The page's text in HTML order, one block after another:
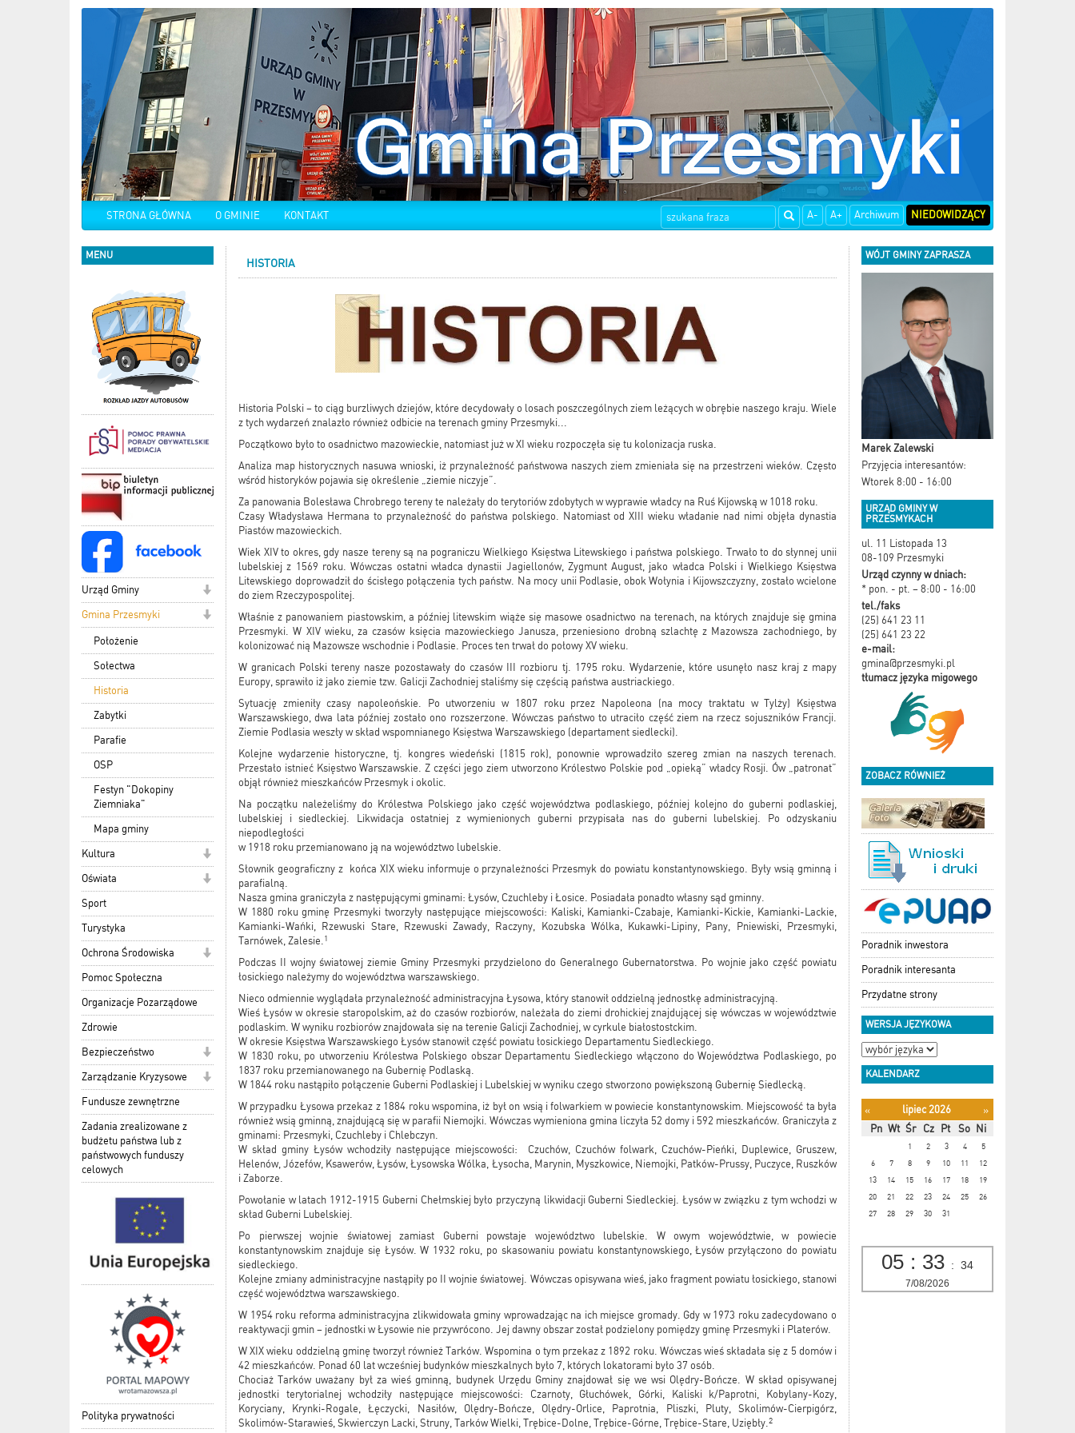
STRONA GŁÓWNA O GMINIE KONTAKT A- A+ Archiwum NIEDOWIDZĄCY
MENU
Urząd Gminy
Gmina Przesmyki
Położenie
Sołectwa
Historia
Zabytki
Parafie
OSP
Festyn "Dokopiny
Ziemniaka"
Mapa gminy
Kultura
Oświata
Sport
Turystyka
Ochrona Środowiska
Pomoc Społeczna
Organizacje Pozarządowe
Zdrowie
Bezpieczeństwo
Zarządzanie Kryzysowe
Fundusze zewnętrzne
Zadania zrealizowane z
budżetu państwa lub z
państwowych funduszy
celowych
Polityka prywatności
HISTORIA
Historia Polski – to ciąg burzliwych dziejów, które decydowały o losach poszczególnych ziem leżących w obrębie naszego kraju. Wiele
z tych wydarzeń znalazło również odbicie na terenach gminy Przesmyki...
Początkowo było to osadnictwo mazowieckie, natomiast już w XI wieku rozpoczęła się tu kolonizacja ruska.
Analiza map historycznych nasuwa wnioski, iż przynależność państwowa naszych ziem zmieniała się na przestrzeni wieków. Często
wśród historyków pojawia się określenie „ziemie niczyje”.
Za panowania Bolesława Chrobrego tereny te należały do terytoriów zdobytych w wyprawie władcy na Ruś Kijowską w 1018 roku.
Czasy Władysława Hermana to przynależność do państwa polskiego. Natomiast od XIII wieku władanie nad nimi objęła dynastia
Piastów mazowieckich.
Wiek XIV to okres, gdy nasze tereny są na pograniczu Wielkiego Księstwa Litewskiego i państwa polskiego. Trwało to do słynnej unii
lubelskiej z 1569 roku. Wówczas ostatni władca dynastii Jagiellonów, Zygmunt August, jako władca Polski i Wielkiego Księstwa
Litewskiego doprowadził do ścisłego połączenia tych państw. Na mocy unii Podlasie, obok Wołynia i Kijowszczyzny, zostało wcielone
do ziem Rzeczypospolitej.
Właśnie z panowaniem piastowskim, a później litewskim wiąże się masowe osadnictwo na terenach, na których znajduje się gmina
Przesmyki. W XIV wieku, za czasów księcia mazowieckiego Janusza, przeniesiono drobną szlachtę z Mazowsza zachodniego, by
kolonizować nią Mazowsze wschodnie i Podlasie. Proces ten trwał do połowy XV wieku.
W granicach Polski tereny nasze pozostawały do czasów III rozbioru tj. 1795 roku. Wydarzenie, które usunęło nasz kraj z mapy
Europy, sprawiło iż jako ziemie tzw. Galicji Zachodniej staliśmy się częścią państwa austriackiego.
Sytuację zmieniły czasy napoleońskie. Po utworzeniu w 1807 roku przez Napoleona (na mocy traktatu w Tylży) Księstwa
Warszawskiego, dwa lata później zostało ono rozszerzone. Wówczas państwo to utraciło część ziem na rzecz sojuszników Francji.
Ziemie Podlasia weszły w skład wspomnianego Księstwa Warszawskiego (departament siedlecki).
Kolejne wydarzenie historyczne, tj. kongres wiedeński (1815 rok), ponownie wprowadziło szereg zmian na naszych terenach.
Przestało istnieć Księstwo Warszawskie. Z części jego ziem utworzono Królestwo Polskie pod „opieką” władcy Rosji. Ów „patronat”
objął również mieszkańców Przesmyk i okolic.
Na początku należeliśmy do Królestwa Polskiego jako część województwa podlaskiego, później kolejno do guberni podlaskiej,
lubelskiej i siedleckiej. Likwidacja ostatniej z wymienionych guberni przypisała nas do guberni lubelskiej. Po odzyskaniu
niepodległości
w 1918 roku przemianowano ją na województwo lubelskie.
Słownik geograficzny z końca XIX wieku informuje o przynależności Przesmyk do powiatu konstantynowskiego. Były wsią gminną i
parafialną.
Nasza gmina graniczyła z następującymi gminami: Łysów, Czuchleby i Łosice. Posiadała ponadto własny sąd gminny.
W 1880 roku gminę Przesmyki tworzyły następujące miejscowości: Kaliski, Kamianki-Czabaje, Kamianki-Kickie, Kamianki-Lackie,
Kamianki-Wańki, Rzewuski Stare, Rzewuski Zawady, Raczyny, Kozubska Wólka, Kukawki-Lipiny, Pany, Pniewiski, Przesmyki,
Tarnówek, Zalesie.1
Podczas II wojny światowej ziemie Gminy Przesmyki przydzielono do Generalnego Gubernatorstwa. Po wojnie jako część powiatu
łosickiego należymy do województwa warszawskiego.
Nieco odmiennie wyglądała przynależność administracyjna Łysowa, który stanowił oddzielną jednostkę administracyjną.
Wieś Łysów w okresie staropolskim, aż do czasów rozbiorów, należała do ziemi drohickiej znajdującej się wówczas w województwie
podlaskim. W wyniku rozbiorów znajdowała się na terenie Galicji Zachodniej, w cyrkule białostostckim.
W okresie Księstwa Warszawskiego Łysów stanowił część powiatu łosickiego Departamentu Siedleckiego.
W 1830 roku, po utworzeniu Królestwa Polskiego obszar Departamentu Siedleckiego włączono do Województwa Podlaskiego, po
1837 roku przemianowanego na Gubernię Podlaską.
W 1844 roku nastąpiło połączenie Guberni Podlaskiej i Lubelskiej w wyniku czego stworzono powiększoną Gubernię Siedlecką.
W przypadku Łysowa przekaz z 1884 roku wspomina, iż był on wsią i folwarkiem w powiecie konstantynowskim. Miejscowość ta była
również wsią gminną, znajdującą się w parafii Niemojki. Wówczas wymieniona gmina liczyła 52 domy i 592 mieszkańców. Graniczyła z
gminami: Przesmyki, Czuchleby i Chlebczyn.
W skład gminy Łysów wchodziły następujące miejscowości: Czuchów, Czuchów folwark, Czuchów-Pieńki, Duplewice, Gruszew,
Helenów, Józefów, Ksawerów, Łysów, Łysowska Wólka, Łysocha, Marynin, Myszkowice, Niemojki, Patków-Prussy, Puczyce, Ruszków
i Zaborze.
Powołanie w latach 1912-1915 Guberni Chełmskiej było przyczyną likwidacji Guberni Siedleckiej. Łysów w związku z tym wchodzi w
skład Guberni Lubelskiej.
Po pierwszej wojnie światowej zamiast Guberni powstaje województwo lubelskie. W owym województwie, w powiecie
konstantynowskim znajduje się Łysów. W 1932 roku, po skasowaniu powiatu konstantynowskiego, Łysów przyłączono do powiatu
siedleckiego.
Kolejne zmiany administracyjne nastąpiły po II wojnie światowej. Wówczas opisywana wieś, jako fragment powiatu łosickiego, stanowi
część województwa warszawskiego.
W 1954 roku reforma administracyjna zlikwidowała gminy wprowadzając na ich miejsce gromady. Gdy w 1973 roku zadecydowano o
reaktywacji gmin – jednostki w Łysowie nie przywrócono. Jej dawny obszar został podzielony pomiędzy gminę Przesmyki i Platerów.
W XIX wieku oddzielną gminę tworzył również Tarków. Wspomina o tym przekaz z 1892 roku. Wówczas wieś składała się z 5 domów i
42 mieszkańców. Ponad 60 lat wcześniej budynków mieszkalnych było 7, których lokatorami było 37 osób.
Chociaż Tarków uważany był za wieś gminną, budynek Urzędu Gminy znajdował się we wsi Olędry-Bończe. W skład opisywanej
jednostki terytorialnej wchodziły następujące miejscowości: Czarnoty, Głuchówek, Górki, Kaliski k/Paprotni, Kobylany-Kozy,
Koryciany, Krynki-Rogale, Łęczycki, Nasiłów, Olędry-Bończe, Olędry-Orlice, Paprotnia, Pliszki, Pluty, Skolimów-Cierpigórz,
Skolimów-Starawieś, Skwierczyn Lacki, Struny, Tarków Wielki, Trębice-Dolne, Trębice-Górne, Trębice-Stare, Uziębły.2
WÓJT GMINY ZAPRASZA
Marek Zalewski
Przyjęcia interesantów:
Wtorek 8:00 - 16:00
URZĄD GMINY W
PRZESMYKACH
ul. 11 Listopada 13
08-109 Przesmyki
Urząd czynny w dniach:
* pon. - pt. – 8:00 - 16:00
tel./faks
(25) 641 23 11
(25) 641 23 22
e-mail:
gmina@przesmyki.pl
tłumacz języka migowego
ZOBACZ RÓWNIEŻ
Poradnik inwestora
Poradnik interesanta
Przydatne strony
WERSJA JĘZYKOWA
KALENDARZ
« lipiec 2026
»
Pn Wt Śr Cz Pt So Ni
1 2 3 4
5
6
7 8 9 10 11
12
13
14 15 16 17 18
19
20
21 22 23 24 25
26
27
28 29 30 31
05 : 33 : 34
7/08/2026